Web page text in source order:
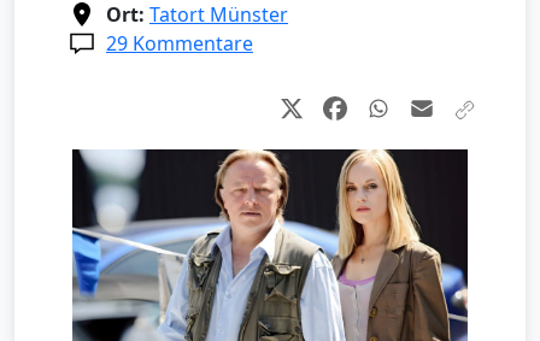
Ort: Tatort Münster
29 Kommentare